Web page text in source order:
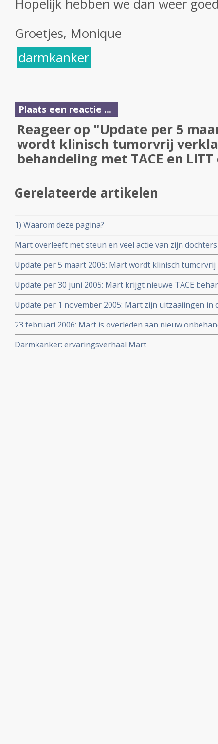
Hopelijk hebben we dan weer
Groetjes, Monique
darmkanker
Plaats een reactie ...
Reageer op "Update per 5
wordt klinisch tumorvrij
behandeling met TACE en
Gerelateerde artikelen
1) Waarom deze pagina?
Mart overleeft met steun en veel actie van zijn
darmkanker
Update per 5 maart 2005: Mart wordt klinisch
TACE en LITT door dr. Vogl.
Update per 30 juni 2005: Mart krijgt nieuwe TACE
recidief signalen optreden
Update per 1 november 2005: Mart zijn uitzaaiingen in
weggehaald en hij is nu opnieuw klinisch kankervrij
bericht voor Mart en zijn dochters.
23 februari 2006: Mart is overleden aan nieuw
Darmkanker: ervaringsverhaal Mart